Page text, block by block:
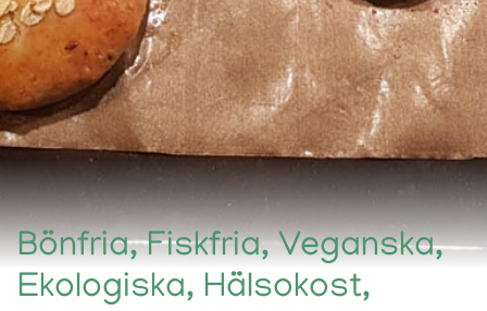
Bönfria, Fiskfria, Veganska,
Ekologiska, Hälsokost,